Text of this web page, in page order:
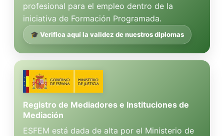
profesional para el empleo dentro de la
iniciativa de Formación Programada.
🎓 Verifica aquí la validez de nuestros diplomas
Registro de Mediadores e Instituciones de
Mediación
ESFEM está dada de alta por el Ministerio de